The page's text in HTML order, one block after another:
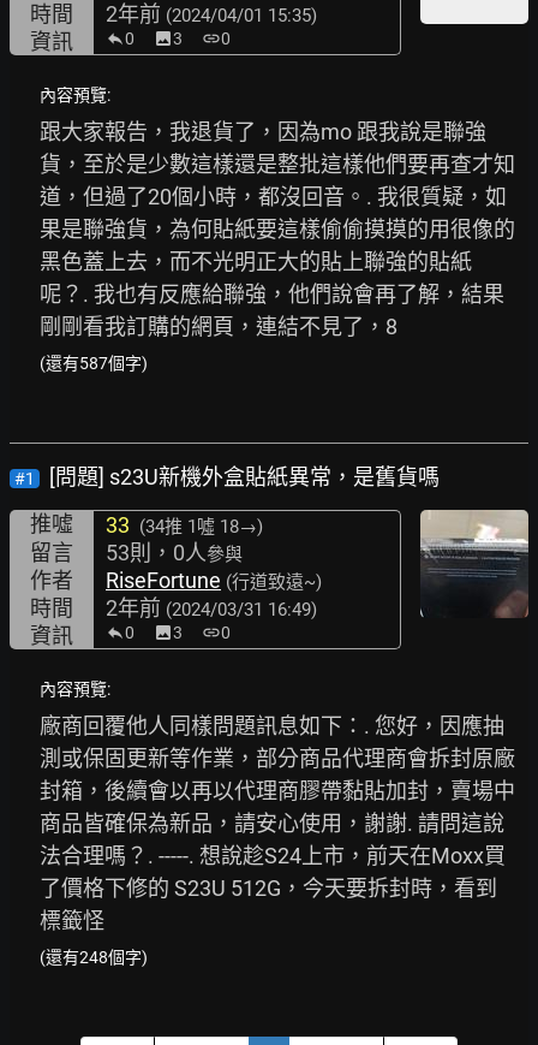
時間 2年前 (2024/04/01 15:35)
資訊 0 image3 link0
內容預覽:
跟大家報告，我退貨了，因為mo 跟我說是聯強
貨，至於是少數這樣還是整批這樣他們要再查才知
道，但過了20個小時，都沒回音。. 我很質疑，如
果是聯強貨，為何貼紙要這樣偷偷摸摸的用很像的
黑色蓋上去，而不光明正大的貼上聯強的貼紙
呢？. 我也有反應給聯強，他們說會再了解，結果
剛剛看我訂購的網頁，連結不見了，8
(還有587個字)
#1
[問題] s23U新機外盒貼紙異常，是舊貨嗎
推噓
33 (34推 1噓 18→)
留言 53則，0人參與
作者 RiseFortune (行道致遠~)
時間 2年前 (2024/03/31 16:49)
資訊 0 image3 link0
內容預覽:
廠商回覆他人同樣問題訊息如下：. 您好，因應抽
測或保固更新等作業，部分商品代理商會拆封原廠
封箱，後續會以再以代理商膠帶黏貼加封，賣場中
商品皆確保為新品，請安心使用，謝謝. 請問這說
法合理嗎？. -----. 想說趁S24上市，前天在Moxx買
了價格下修的 S23U 512G，今天要拆封時，看到
標籤怪
(還有248個字)